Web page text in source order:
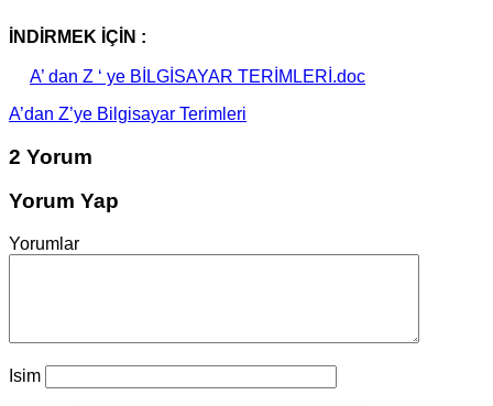
İNDİRMEK İÇİN :
A’ dan Z ‘ ye BİLGİSAYAR TERİMLERİ.doc
A’dan Z’ye Bilgisayar Terimleri
2 Yorum
Yorum Yap
Yorumlar
Isim